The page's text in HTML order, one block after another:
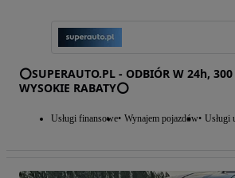
⭕SUPERAUTO.PL - ODBIÓR W 24h,
WYSOKIE RABATY⭕
Usługi finansowe Wynajem pojazdów Usługi